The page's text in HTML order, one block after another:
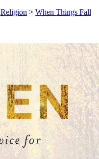
Religion > When Things Fall